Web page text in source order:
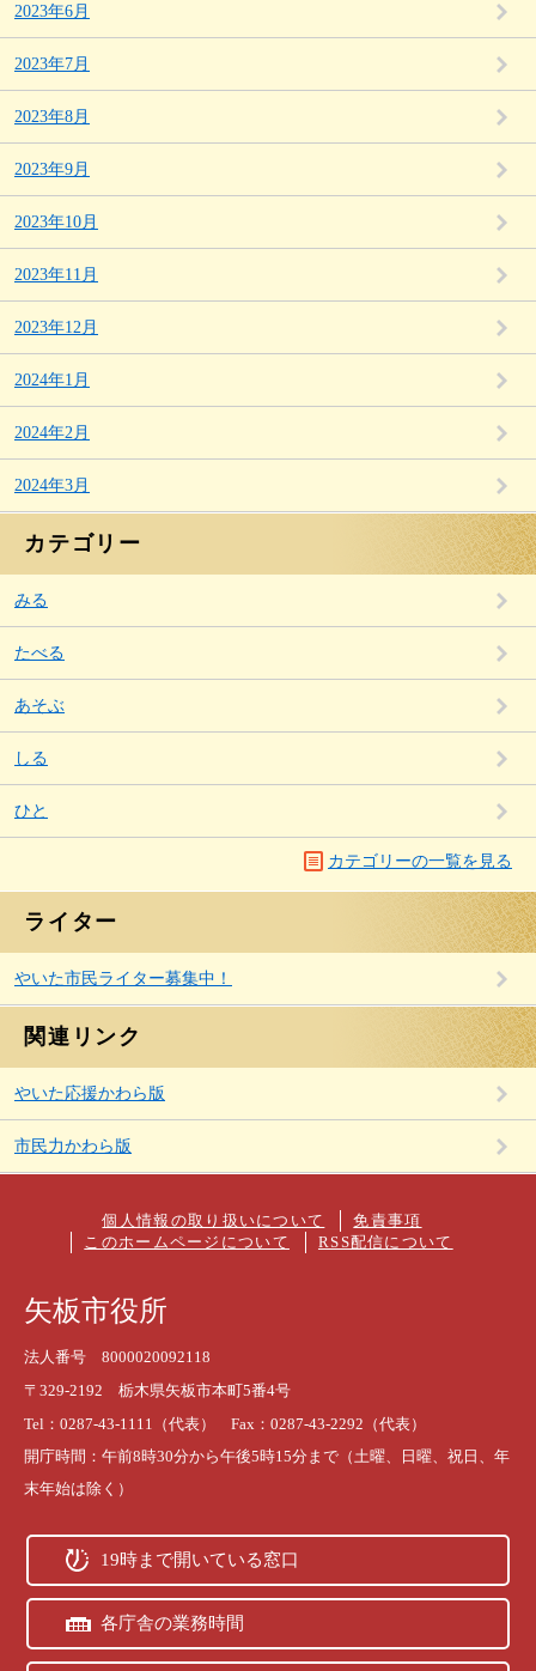
2023年6月
2023年7月
2023年8月
2023年9月
2023年10月
2023年11月
2023年12月
2024年1月
2024年2月
2024年3月
カテゴリー
みる
たべる
あそぶ
しる
ひと
カテゴリーの一覧を見る
ライター
やいた市民ライター募集中！
関連リンク
やいた応援かわら版
市民力かわら版
個人情報の取り扱いについて
免責事項
このホームページについて
RSS配信について
矢板市役所
法人番号 8000020092118
〒329-2192 栃木県矢板市本町5番4号
Tel：0287-43-1111（代表） Fax：0287-43-2292（代表）
開庁時間：午前8時30分から午後5時15分まで（土曜、日曜、祝日、年
末年始は除く）
19時まで開いている窓口
各庁舎の業務時間